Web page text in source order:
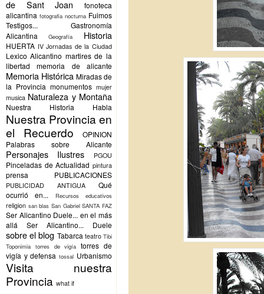
de Sant Joan
fonoteca
alicantina fotografia nocturna Fuimos
Testigos...
Gastronomía
Alicantina
Geografía Historia
HUERTA IV Jornadas de la Ciudad
Lexico Alicantino martires de la
libertad
memoria de alicante
Memoria Histórica Miradas de
la Provincia monumentos mujer
musica Naturaleza y Montaña
Nuestra Historia Habla
Nuestra Provincia en
el Recuerdo
OPINION
Palabras sobre Alicante
Personajes Ilustres PGOU
Pinceladas de Actualidad pintura
prensa PUBLICACIONES
PUBLICIDAD ANTIGUA
Qué
ocurrió en...
Recursos educativos
religion san blas San Gabriel SANTA FAZ
Ser Alicantino Duele... en el más
allá
Ser Alicantino... Duele
sobre el blog Tabarca teatro Tibi
Toponimia torres de vigía torres de
vigía y defensa tossal Urbanismo
Visita nuestra
Provincia what if